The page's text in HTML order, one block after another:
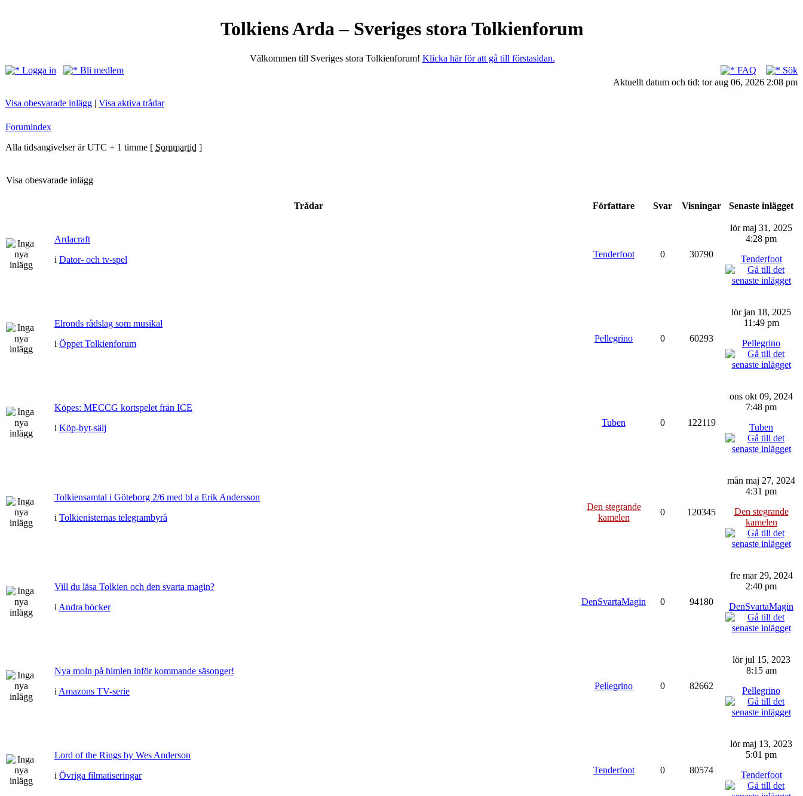
Tolkiens Arda – Sveriges stora Tolkienforum
Välkommen till Sveriges stora Tolkienforum! Klicka här för att gå till förstasidan.
Logga in
Bli medlem FAQ
Sök
Aktuellt datum och tid: tor aug 06, 2026 2:08 pm
Visa obesvarade inlägg | Visa aktiva trådar
Forumindex
Alla tidsangivelser är UTC + 1 timme [ Sommartid ]
Visa obesvarade inlägg
Trådar Författare Svar Visningar Senaste inlägget
Ardacraft
i Dator- och tv-spel
Tenderfoot 0 30790
lör maj 31, 2025
4:28 pm
Tenderfoot
Elronds rådslag som musikal
i Öppet Tolkienforum
Pellegrino 0 60293
lör jan 18, 2025
11:49 pm
Pellegrino
Köpes: MECCG kortspelet från ICE
i Köp-byt-sälj
Tuben 0 122119
ons okt 09, 2024
7:48 pm
Tuben
Tolkiensamtal i Göteborg 2/6 med bl a Erik Andersson
i Tolkienisternas telegrambyrå
Den stegrande
kamelen
0 120345
mån maj 27, 2024
4:31 pm
Den stegrande
kamelen
Vill du läsa Tolkien och den svarta magin?
i Andra böcker
DenSvartaMagin 0 94180
fre mar 29, 2024
2:40 pm
DenSvartaMagin
Nya moln på himlen inför kommande säsonger!
i Amazons TV-serie
Pellegrino 0 82662
lör jul 15, 2023
8:15 am
Pellegrino
Lord of the Rings by Wes Anderson
i Övriga filmatiseringar
Tenderfoot 0 80574
lör maj 13, 2023
5:01 pm
Tenderfoot